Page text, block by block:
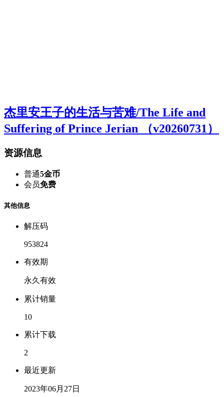
杰里安王子的生活与苦难/The Life and
Suffering of Prince Jerian （v20260731）
资源信息
普通5金币
会员免费
其他信息
解压码
953824
有效期
永久有效
累计销量
10
累计下载
2
最近更新
2023年06月27日